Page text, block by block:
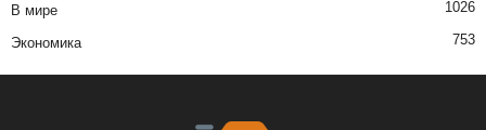
В мире 1026
Экономика 753